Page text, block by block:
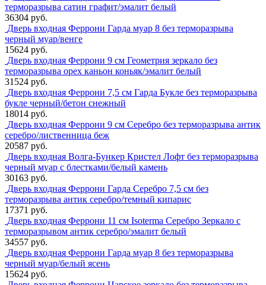
терморазрыва сатин графит/эмалит белый
36304 руб.
Дверь входная Феррони Гарда муар 8 без терморазрыва
черный муар/венге
15624 руб.
Дверь входная Феррони 9 см Геометрия зеркало без
терморазрыва орех каньон коньяк/эмалит белый
31524 руб.
Дверь входная Феррони 7,5 см Гарда Букле без терморазрыва
букле черный/бетон снежный
18014 руб.
Дверь входная Феррони 9 см Серебро без терморазрыва антик
серебро/лиственница беж
20587 руб.
Дверь входная Волга-Бункер Кристел Лофт без терморазрыва
черный муар с блестками/белый камень
30163 руб.
Дверь входная Феррони Гарда Серебро 7,5 см без
терморазрыва антик серебро/темный кипарис
17371 руб.
Дверь входная Феррони 11 см Isoterma Серебро Зеркало с
терморазрывом антик серебро/эмалит белый
34557 руб.
Дверь входная Феррони Гарда муар 8 без терморазрыва
черный муар/белый ясень
15624 руб.